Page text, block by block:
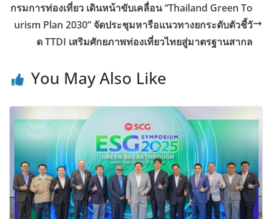
กรมการท่องเที่ยว เดินหน้าขับเคลื่อน “Thailand Green To
urism Plan 2030” จัดประชุมหารือแนวทางยกระดับตัวชี้วั
ด TTDI เสริมศักยภาพท่องเที่ยวไทยสู่มาตรฐานสากล
You May Also Like